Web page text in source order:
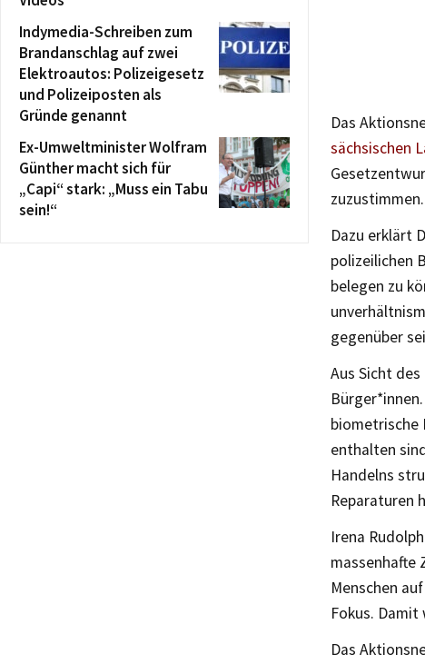
Das
sächsischen
zuzustimmen.
Dazu erklärt
polizeilichen
belegen zu
gegenüber
Aus Sicht
biometrische
enthalten
Handelns
Reparaturen
Irena
massenhafte
Menschen
Fokus.
Das
Indymedia-Schreiben zum
Brandanschlag auf zwei
Elektroautos: Polizeigesetz
und Polizeiposten als
Gründe genannt
Ex-Umweltminister Wolfram
Günther macht sich für
„Capi“ stark: „Muss ein Tabu
sein!“